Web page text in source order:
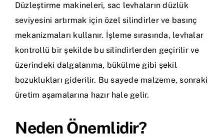
Düzleştirme makineleri, sac levhaların düzlük
seviyesini artırmak için özel silindirler ve basınç
mekanizmaları kullanır. İşleme sırasında, levhalar
kontrollü bir şekilde bu silindirlerden geçirilir ve
üzerindeki dalgalanma, bükülme gibi şekil
bozuklukları giderilir. Bu sayede malzeme, sonraki
üretim aşamalarına hazır hale gelir.
Neden Önemlidir?